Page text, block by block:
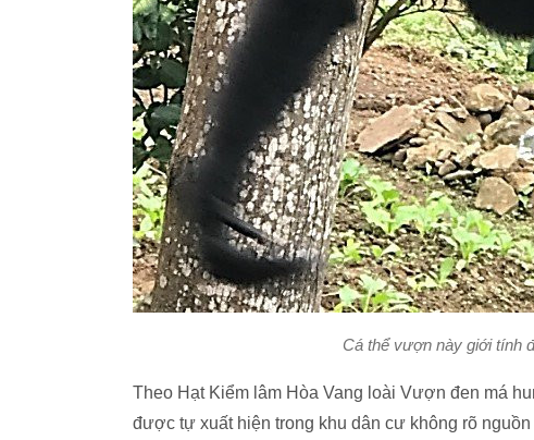
Cá thể vượn này giới tính
Theo Hạt Kiểm lâm Hòa Vang loài Vượn đen má
được tự xuất hiện trong khu dân cư không rõ